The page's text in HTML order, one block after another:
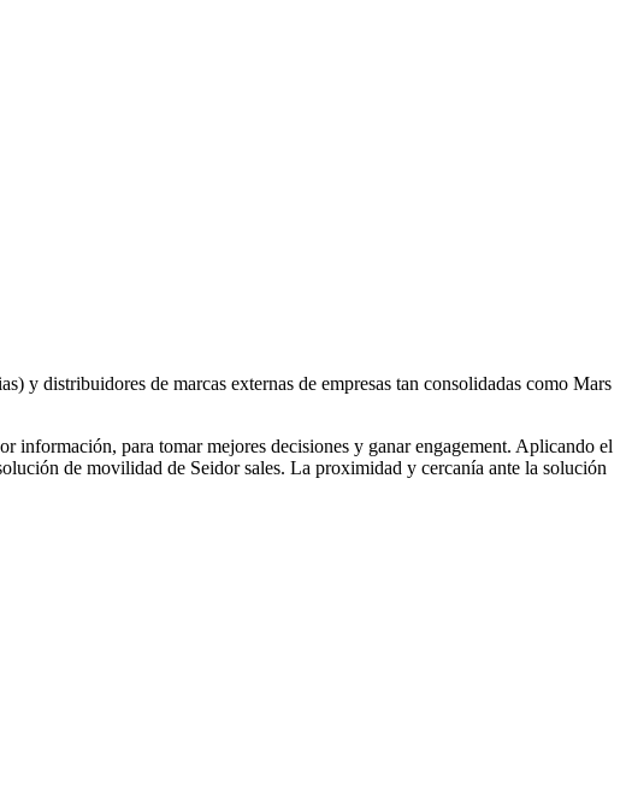
y distribuidores de marcas externas de empresas tan consolidadas como Mars
información, para tomar mejores decisiones y ganar engagement. Aplicando el
de movilidad de Seidor sales. La proximidad y cercanía ante la solución